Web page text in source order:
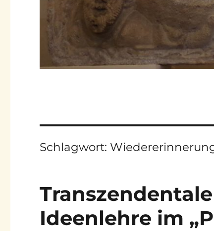
Schlagwort:
Ideenlehre im